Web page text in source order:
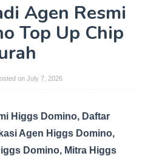
Agen Resmi
Top Up Chip
on July 7, 2026
Higgs Domino, Daftar
Agen Higgs Domino,
Domino, Mitra Higgs